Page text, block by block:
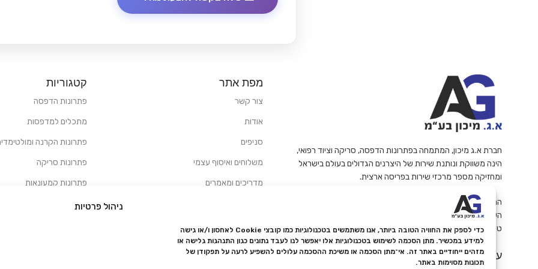
ניהול פרטיות
כדי לספק את החוויה הטובה ביותר, אנו משתמשים בטכנולוגיות כמו קובצי Cookie לאחסון ו/או גישה
למידע במכשיר. מתן הסכמה לשימוש בטכנולוגיות אלו יאפשר לנו לעבד נתונים כגון התנהגות גלישה או
מזהים ייחודיים באתר זה. אי־מתן הסכמה או משיכת ההסכמה עלולים להשפיע לרעה על תפקודן של
תכונות מסוימות באתר.
חברת א.ג מיכון, המתמחה בפתרונות הדפסה, סריקה וציוד רפואי,
הינה משווקת ונותנת שירות של היצרנים הגדולים בעולם בישראל
ומחזיקה מספר מרכזי שירות בפריסה ארצית.
השירות האמין והמקצועי ביותר ללקוחותיה.
ט.ל.ח
עקבו אחרינו
מפת אתר
צור קשר
אודות
סניפים
משלוחים ואיסוף עצמי
מדריכים ומאמרים
הצהרת נגישות
קטגוריות
פתרונות הדפסה
מתכלים למדפסות
פתרונות הקרנה
פתרונות סריקה
פתרונות קמעונאות
פתרונות למגזר הרפואי